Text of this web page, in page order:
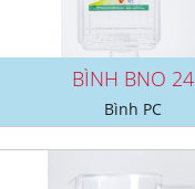
BÌNH BNO 24
Bình PC